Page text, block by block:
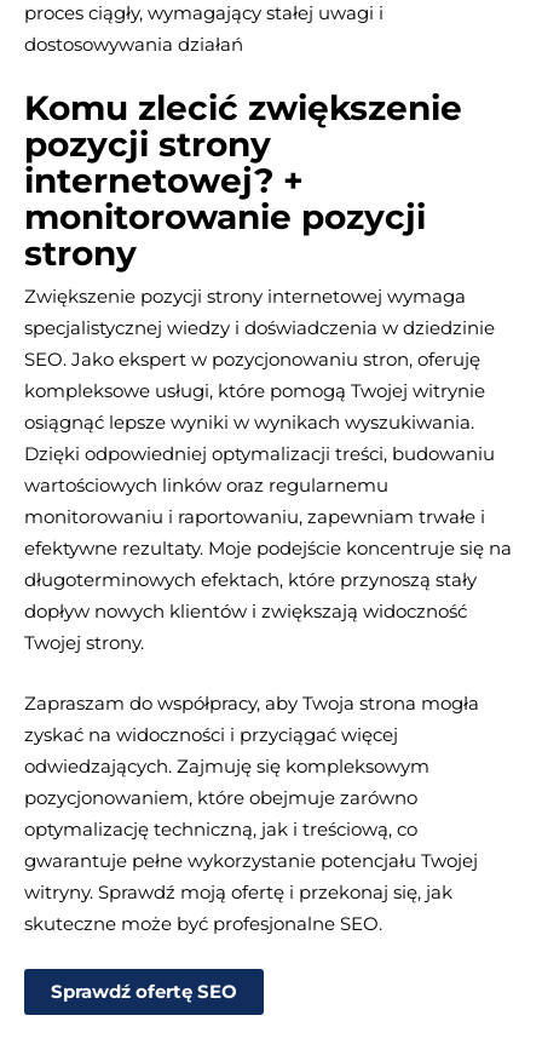
proces ciągły, wymagający stałej uwagi i
dostosowywania działań
Komu zlecić zwiększenie
pozycji strony
internetowej? +
monitorowanie pozycji
strony
Zwiększenie pozycji strony internetowej wymaga
specjalistycznej wiedzy i doświadczenia w dziedzinie
SEO. Jako ekspert w pozycjonowaniu stron, oferuję
kompleksowe usługi, które pomogą Twojej witrynie
osiągnąć lepsze wyniki w wynikach wyszukiwania.
Dzięki odpowiedniej optymalizacji treści, budowaniu
wartościowych linków oraz regularnemu
monitorowaniu i raportowaniu, zapewniam trwałe i
efektywne rezultaty. Moje podejście koncentruje się na
długoterminowych efektach, które przynoszą stały
dopływ nowych klientów i zwiększają widoczność
Twojej strony.
Zapraszam do współpracy, aby Twoja strona mogła
zyskać na widoczności i przyciągać więcej
odwiedzających. Zajmuję się kompleksowym
pozycjonowaniem, które obejmuje zarówno
optymalizację techniczną, jak i treściową, co
gwarantuje pełne wykorzystanie potencjału Twojej
witryny. Sprawdź moją ofertę i przekonaj się, jak
skuteczne może być profesjonalne SEO.
Sprawdź ofertę SEO